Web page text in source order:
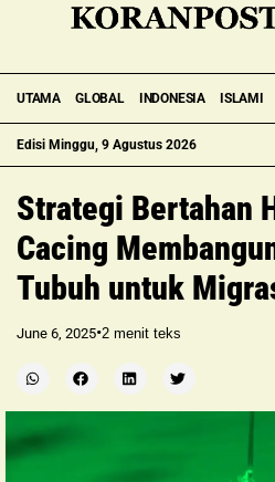
Edisi Minggu, 9 Agustus 2026
UTAMA GLOBAL INDONESIA ISLAMI
Strategi Bertahan
Cacing
Tubuh untuk
June 6, 2025•2 menit teks